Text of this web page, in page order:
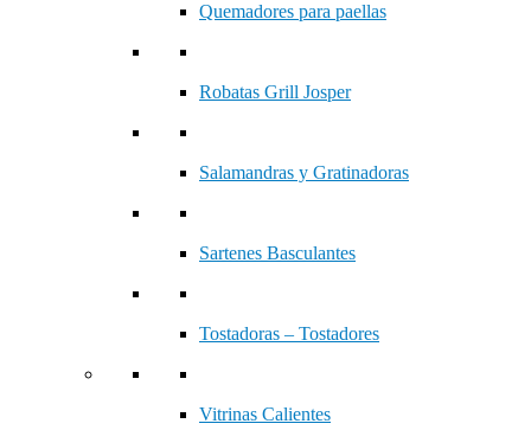
Quemadores para paellas
Robatas Grill Josper
Salamandras y Gratinadoras
Sartenes Basculantes
Tostadoras – Tostadores
Vitrinas Calientes